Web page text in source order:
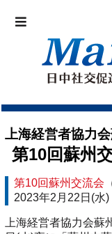
上海経営者協力
第10回蘇州
第10回蘇州交流会
2023年2月22日(水)
上海経営者協力会